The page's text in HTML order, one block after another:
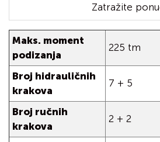
Zatražite
Maks. moment
podizanja
225 tm
Broj hidrauličnih
krakova
7 + 5
Broj ručnih
krakova
2 + 2